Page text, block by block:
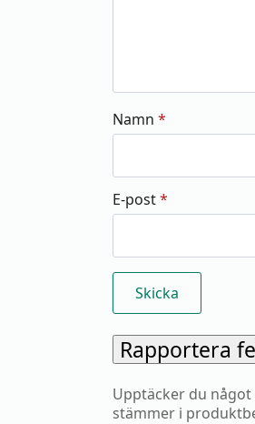
Namn *
E-post*
Rapportera
Upptäcker du
stämmer i